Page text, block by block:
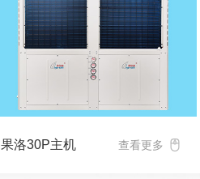
果洛30P主机 查看更多